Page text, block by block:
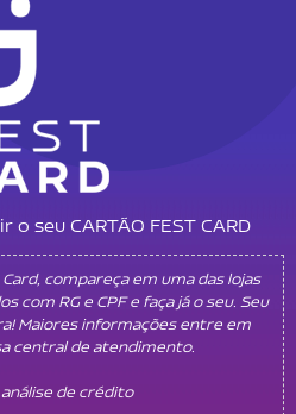
seu CARTÃO FEST CARD
compareça em uma das lojas
com RG e CPF e faça já o seu. Seu
Maiores informações entre em
central de atendimento.
de crédito